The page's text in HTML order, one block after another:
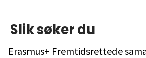
Slik søker du
Erasmus+ Fremtidsrettede